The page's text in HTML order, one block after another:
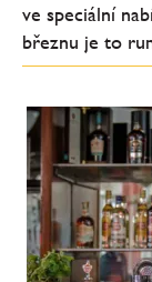
ve speciální
březnu je to